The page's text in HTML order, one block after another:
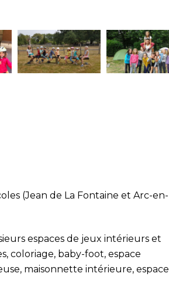
(Jean de La Fontaine et Arc-en-
espaces de jeux intérieurs et
coloriage, baby-foot, espace
maisonnette intérieure, espace